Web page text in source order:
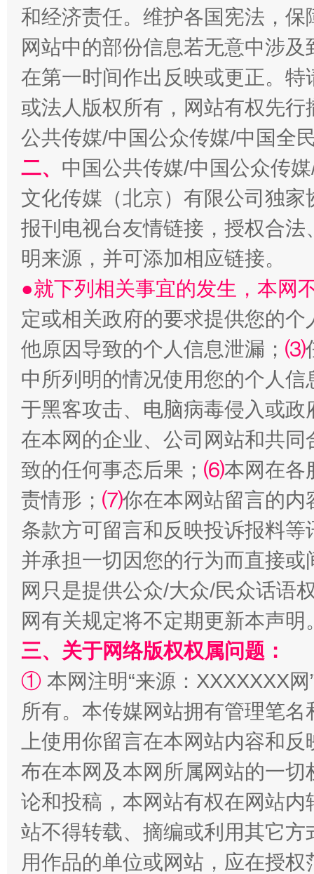
和经济责任。维护各国宪法，
网站中的部份信息若无意中涉
在第一时间作出反映或更正。
或法人版权所有，网站有权先
公共传媒/中国公众传媒/中国全
二、 中国公共传媒/中国公众传
文化传媒（北京）有限公司独
报刊电视台友情链接，授权合
明来源，并可添加相应链接。
●就下列相关事宜的发生，本网
定或相关政府的要求提供您的个
他原因导致的个人信息泄漏； ⑶
中所列明的情况使用您的个人
于黑客攻击、电脑病毒侵入或
在本网的企业、公司网站和共
致的任何事态后果； ⑹本网在各
责情形； ⑺你在本网站留言的内
条款方可留言和反映投诉报料
并承担一切因您的行为而直接
网只是提供公众/大众/民众话语
网有关规定将不定期更新本声明
三、关于网络版权权属问题：
① 本网注明“来源：XXXXXXX
所有。本传媒网站拥有管理笔
上使用你留言在本网站内容和
布在本网及本网所属网站的一
论和投稿，本网站有权在网站
站不得转载、摘编或利用其它
用作品的单位或网站，应在授